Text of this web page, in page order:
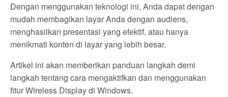
Dengan menggunakan teknologi ini, Anda dapat dengan
mudah membagikan layar Anda dengan audiens,
menghasilkan presentasi yang efektif, atau hanya
menikmati konten di layar yang lebih besar.
Artikel ini akan memberikan panduan langkah demi
langkah tentang cara mengaktifkan dan menggunakan
fitur Wireless Display di Windows.